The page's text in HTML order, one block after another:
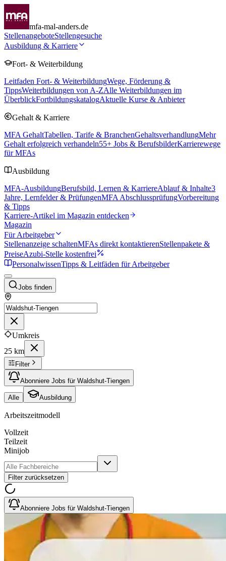
mfa-mal-anders.de
StellenangeboteStellengesuche
Ausbildung & Karriere
Fort- & Weiterbildung
Leitfaden Fort- & WeiterbildungWege, Förderung &
TippsWeiterbildungen von A-ZAlle Weiterbildungen im
ÜberblickFortbildungskatalogAktuelle Kurse & Anbieter
Gehalt & Karriere
MFA GehaltTabellen, Tarife & BranchenGehaltsverhandlungMehr
Gehalt erfolgreich verhandeln55+ Jobs & BerufsbilderKarrierewege
für MFAs
Ausbildung
MFA-AusbildungBerufsbild, Lernen & KarriereAblauf & Inhalte3
Jahre, Lernfelder & PrüfungenMFA AbschlussprüfungVorbereitung
& Tipps
Karriere-Artikel im Magazin entdecken
Magazin
Für Arbeitgeber
Stellenanzeige schaltenMFAs direkt kontaktierenStellenpakete &
PreiseAzubi-Stelle kostenfrei
PersonalwissenTipps & Leitfäden für Arbeitgeber
Jobs finden
Umkreis
25 km
Filter
Abonniere Jobs für Waldshut-Tiengen
Alle Ausbildung
Arbeitszeitmodell
Vollzeit
Teilzeit
Minijob
Filter zurücksetzen
Abonniere Jobs für Waldshut-Tiengen